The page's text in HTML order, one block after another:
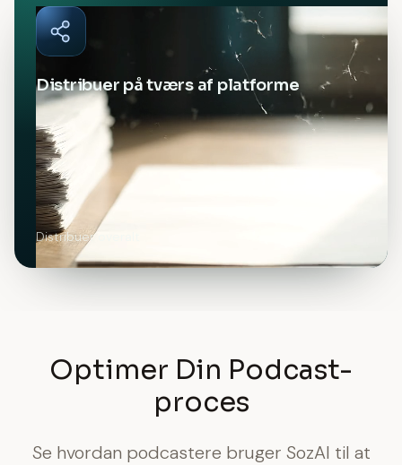
Distribuer på tværs af platforme
Distribuer overalt
Optimer Din Podcast-
proces
Se hvordan podcastere bruger SozAI til at